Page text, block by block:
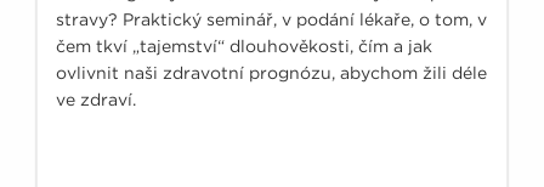
stravy? Praktický seminář, v podání lékaře, o tom, v
čem tkví „tajemství“ dlouhověkosti, čím a jak
ovlivnit naši zdravotní prognózu, abychom žili déle
ve zdraví.